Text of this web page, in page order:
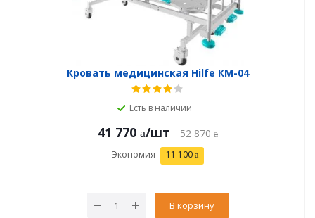
Кровать медицинская Hilfe КМ-04
Есть в наличии
41 770 /шт 52 870
Экономия 11 100
В корзину